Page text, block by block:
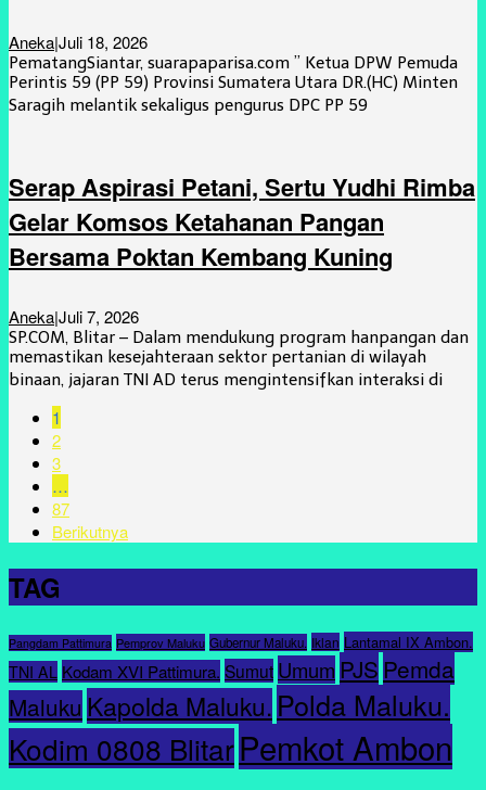
Aneka|Juli 18, 2026
PematangSiantar, suarapaparisa.com ” Ketua DPW Pemuda
Perintis 59 (PP 59) Provinsi Sumatera Utara DR.(HC) Minten
Saragih melantik sekaligus pengurus DPC PP 59
Serap Aspirasi Petani, Sertu Yudhi Rimba
Gelar Komsos Ketahanan Pangan
Bersama Poktan Kembang Kuning
Aneka|Juli 7, 2026
SP.COM, Blitar – Dalam mendukung program hanpangan dan
memastikan kesejahteraan sektor pertanian di wilayah
binaan, jajaran TNI AD terus mengintensifkan interaksi di
1
2
3
…
87
Berikutnya
TAG
Pangdam Pattimura Pemprov Maluku Gubernur Maluku. Iklan Lantamal IX Ambon.
TNI AL Kodam XVI Pattimura. Sumut Umum PJS Pemda
Maluku Kapolda Maluku. Polda Maluku.
Kodim 0808 BlitarPemkot Ambon